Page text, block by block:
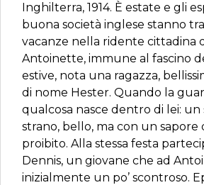
Inghilterra, 1914. È estate e gli
buona società inglese stanno
vacanze nella ridente cittadina
Antoinette, immune al fascino
estive, nota una ragazza,
di nome Hester. Quando la
qualcosa nasce dentro di lei:
strano, bello, ma con un sapore
proibito. Alla stessa festa
Dennis, un giovane che ad
inizialmente un po’ scontroso.